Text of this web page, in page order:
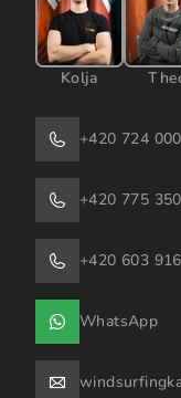
Kolja
+420 724
+420 775
+420 603
WhatsApp